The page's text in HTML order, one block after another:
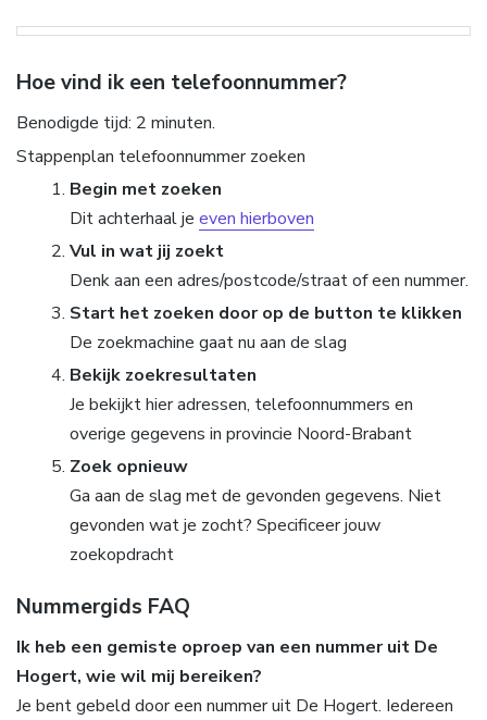
Hoe vind ik een telefoonnummer?
Benodigde tijd: 2 minuten.
Stappenplan telefoonnummer zoeken
Begin met zoeken
Dit achterhaal je even hierboven
Vul in wat jij zoekt
Denk aan een adres/postcode/straat of een nummer.
Start het zoeken door op de button te klikken
De zoekmachine gaat nu aan de slag
Bekijk zoekresultaten
Je bekijkt hier adressen, telefoonnummers en
overige gegevens in provincie Noord-Brabant
Zoek opnieuw
Ga aan de slag met de gevonden gegevens. Niet
gevonden wat je zocht? Specificeer jouw
zoekopdracht
Nummergids FAQ
Ik heb een gemiste oproep van een nummer uit De
Hogert, wie wil mij bereiken?
Je bent gebeld door een nummer uit De Hogert. Iedereen